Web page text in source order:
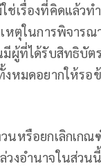
เรื่องที่คิดแล้วท
หตุในการพิจาร
ผู้ที่ได้รับสิทธิบัต
หมดอยากให้รอ
หรือยกเลิกเกณ
วงอำนาจในส่ว